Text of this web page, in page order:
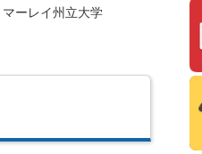
マーレイ州立大学